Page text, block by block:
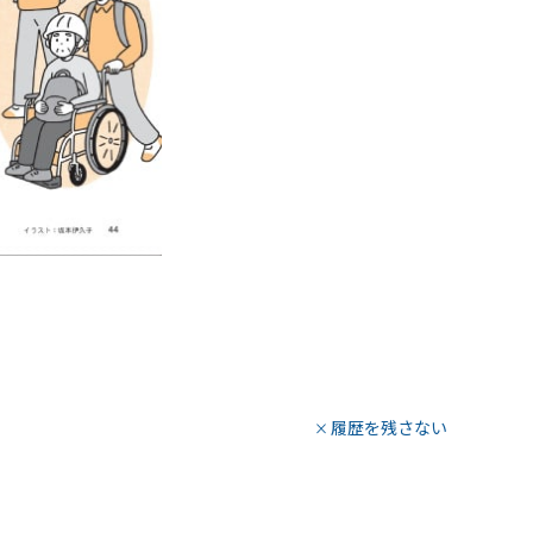
履歴を残さない